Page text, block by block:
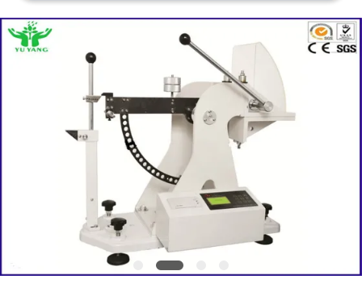
NOUVELLES
DEMANDEZ
CITATION
POLITIQUE
EST LE PRIX FOB SUR VOTRE APPAREIL DE CONTR\\U00F4LE
ONDUL\\U00E9 DE R\\U00E9SISTANCE DE PIQ\\U00FBRE DE
CARTON DE CARTON D&#039;EMBALLAGE DE PAPIER POUR LE
CONSEIL\",\"USERNAME\":\"JACKSON.SUN\"}","","",1);'>MEILLEUR
PRIX